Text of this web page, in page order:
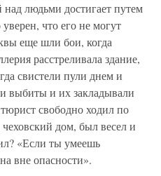
над людьми достигает путем
что его не могут
еще шли бои, когда
расстреливала здание,
свистели пули днем и
выбиты и их закладывали
свободно ходил по
дом, был весел и
«Если ты умеешь
вне опасности».